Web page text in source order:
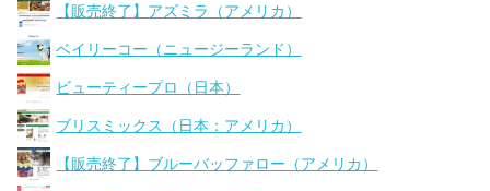
【販売終了】アズミラ（アメリカ）
ベイリーコー（ニュージーランド）
ビューティープロ（日本）
ブリスミックス（日本：アメリカ）
【販売終了】ブルーバッファロー（アメリカ）